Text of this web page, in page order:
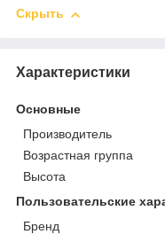
Скрыть
Характеристики
Основные
Производитель
Возрастная группа
Высота
Пользовательские
Бренд